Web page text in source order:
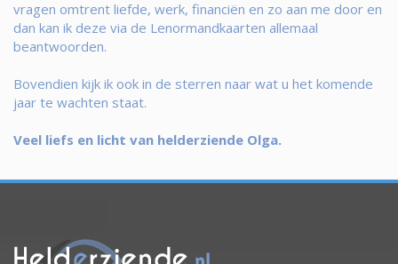
vragen omtrent liefde, werk, financiën en zo aan me door en
dan kan ik deze via de Lenormandkaarten allemaal
beantwoorden.
Bovendien kijk ik ook in de sterren naar wat u het komende
jaar te wachten staat.
Veel liefs en licht van helderziende Olga.